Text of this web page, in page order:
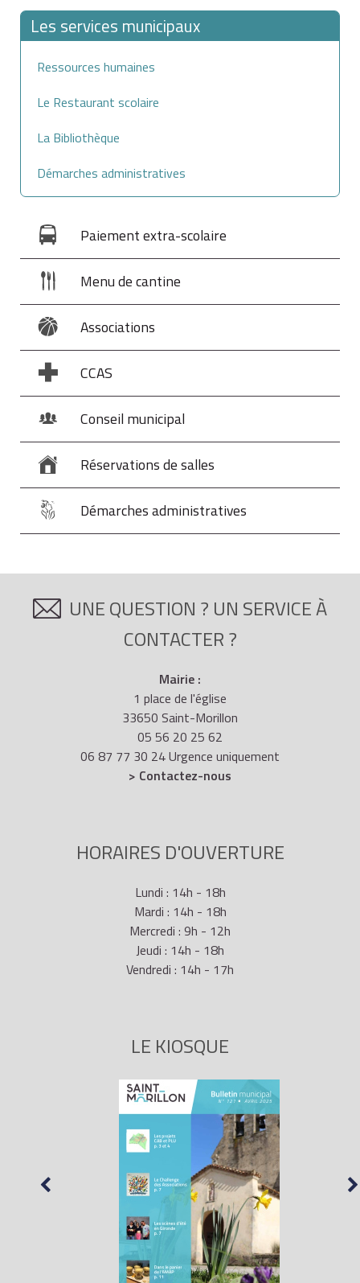
Les services municipaux
Ressources humaines
Le Restaurant scolaire
La Bibliothèque
Démarches administratives
Paiement extra-scolaire
Menu de cantine
Associations
CCAS
Conseil municipal
Réservations de salles
Démarches administratives
UNE QUESTION ? UN SERVICE À
CONTACTER ?
Mairie :
1 place de l'église
33650 Saint-Morillon
05 56 20 25 62
06 87 77 30 24 Urgence uniquement
> Contactez-nous
HORAIRES D'OUVERTURE
Lundi : 14h - 18h
Mardi : 14h - 18h
Mercredi : 9h - 12h
Jeudi : 14h - 18h
Vendredi : 14h - 17h
LE KIOSQUE